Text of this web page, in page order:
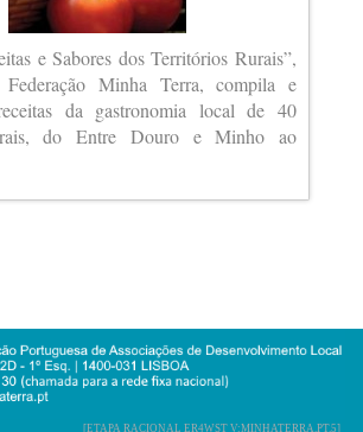
e Sabores dos Territórios Rurais”,
Federação Minha Terra, compila e
da gastronomia local de 40
do Entre Douro e Minho ao
[ETAPA RACIONAL ER4WST V:MINHATERRA.PT.5]